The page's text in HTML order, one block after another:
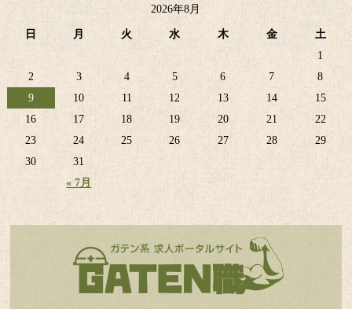
2026年8月
日 月 火 水 木 金 土
« 7月
1
2
3 4 5 6 7
8
9
10 11 12 13 14
15
16
17 18 19 20 21
22
23
24 25 26 27 28
29
30
31